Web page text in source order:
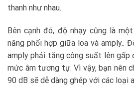
thanh như nhau.
Bên cạnh đó, độ nhạy cũng là
năng phối hợp giữa loa và amply..
amply phải tăng công suất lên
mức âm tương tự. Vì vậy, bạn nên
90 dB sẽ dễ dàng ghép với các loại